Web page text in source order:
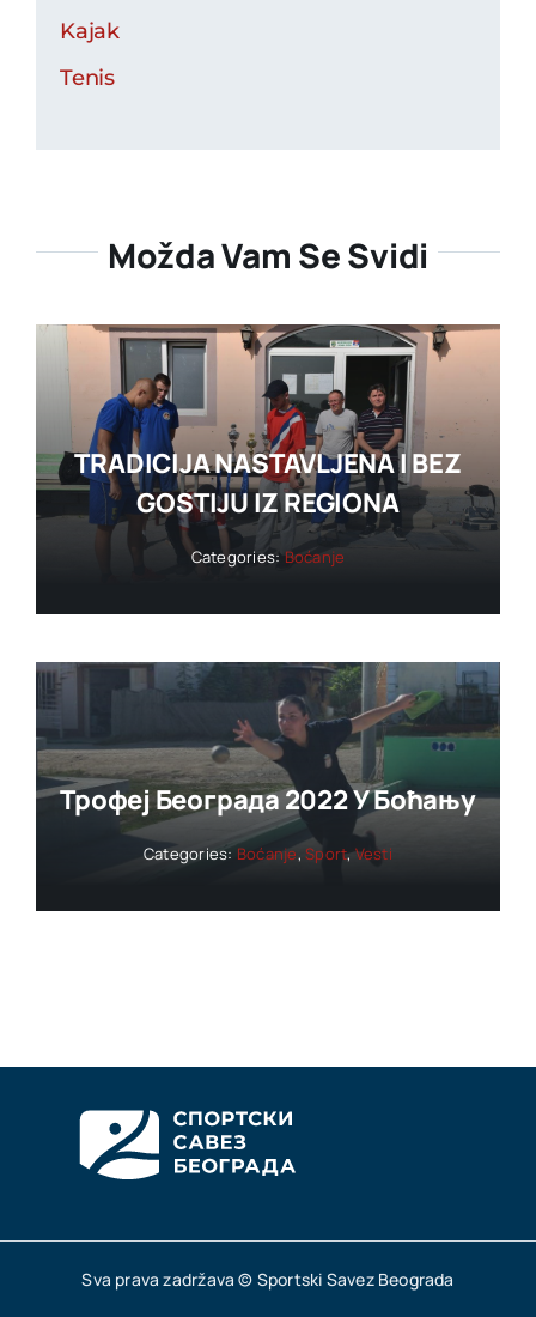
Kajak
Tenis
Možda Vam Se Svidi
TRADICIJA NASTAVLJENA I BEZ
GOSTIJU IZ REGIONA
Categories: Boćanje
Трофеј Београда 2022 У Боћању
Categories: Boćanje,Sport,Vesti
Sva prava zadržava © Sportski Savez Beograda